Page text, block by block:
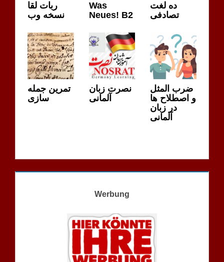
ربات لقا
نسخه وب
Was
Neues! B2
ده لغت
تصادفی
تمرین جمله
سازی
نصرت زبان
آلمانی
ضرب المثل
و اصطلاح ها
در زبان
آلمانی
Werbung